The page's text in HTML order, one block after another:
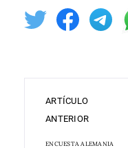
ARTÍCULO
ANTERIOR
ENCUESTA ALEMANIA